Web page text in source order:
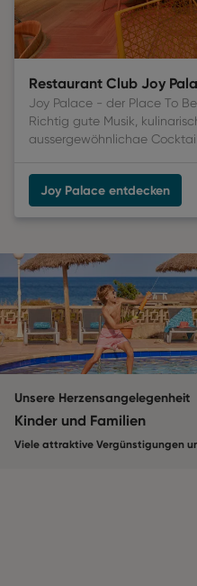
Restaurant Club Joy
Joy Palace - der Place To
Richtig gute Musik,
aussergewöhnlichae
Joy Palace entdecken
Unsere Herzensangelegenheit
Kinder und Familien
Viele attraktive Vergünstigungen